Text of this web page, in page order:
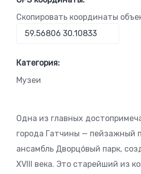
Скопировать координаты
Категория:
Музеи
Одна из главных
города Гатчины — пейзажный
ансамбль Дворцо́вый парк,
XVIII века. Это старейший из